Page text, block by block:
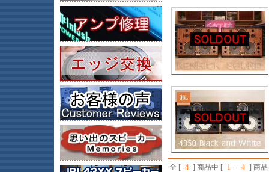
全 [ 4 ] 商品中 [ 1 - 4 ] 商